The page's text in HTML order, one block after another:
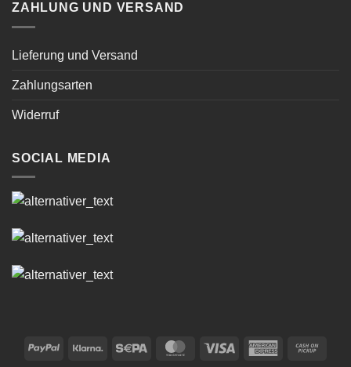
ZAHLUNG UND VERSAND
Lieferung und Versand
Zahlungsarten
Widerruf
SOCIAL MEDIA
PayPal Klarna Sepa MasterCardVisa
American